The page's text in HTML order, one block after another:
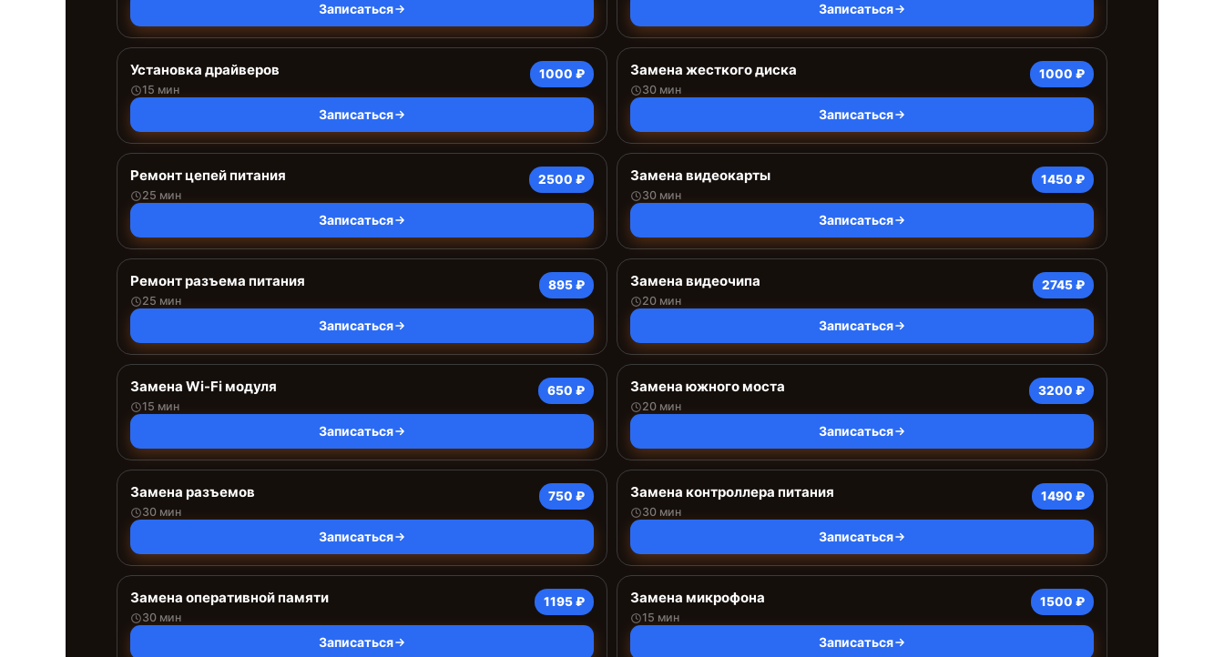
Записаться Записаться
Установка драйверов
15 мин
1000 ₽
Записаться
Замена жесткого диска
30 мин
1000 ₽
Записаться
Ремонт цепей питания
25 мин
2500 ₽
Записаться
Замена видеокарты
30 мин
1450 ₽
Записаться
Ремонт разъема питания
25 мин
895 ₽
Записаться
Замена видеочипа
20 мин
2745 ₽
Записаться
Замена Wi-Fi модуля
15 мин
650 ₽
Записаться
Замена южного моста
20 мин
3200 ₽
Записаться
Замена разъемов
30 мин
750 ₽
Записаться
Замена контроллера питания
30 мин
1490 ₽
Записаться
Замена оперативной памяти
30 мин
1195 ₽
Записаться
Замена микрофона
15 мин
1500 ₽
Записаться